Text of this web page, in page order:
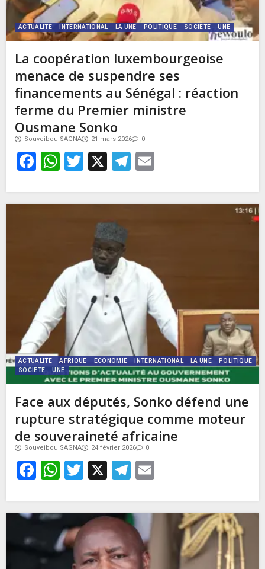
ACTUALITE INTERNATIONAL LA UNE POLITIQUE SOCIETE UNE
La coopération luxembourgeoise
menace de suspendre ses
financements au Sénégal : réaction
ferme du Premier ministre
Ousmane Sonko
Souveibou SAGNA 21 mars 2026 0
Facebook
WhatsApp
Twitter
X Telegram
ACTUALITE AFRIQUE ECONOMIE INTERNATIONAL LA UNE
POLITIQUE
SOCIETE
UNE
Face aux députés, Sonko défend une
rupture stratégique comme moteur
de souveraineté africaine
Souveibou SAGNA 24 février 2026 0
Facebook
WhatsApp
Twitter
X Telegram